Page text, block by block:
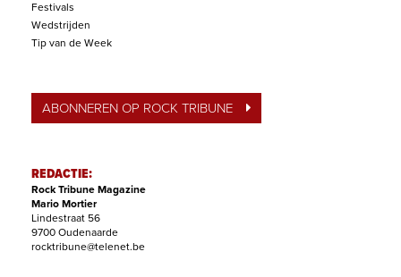
Festivals
Wedstrijden
Tip van de Week
ABONNEREN OP ROCK TRIBUNE
REDACTIE:
Rock Tribune Magazine
Mario Mortier
Lindestraat 56
9700 Oudenaarde
rocktribune@telenet.be